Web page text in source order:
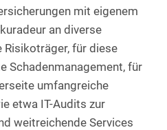
mit eigenem
an diverse
für diese
Schadenmanagement, für
umfangreiche
etwa IT-Audits zur
weitreichende Services